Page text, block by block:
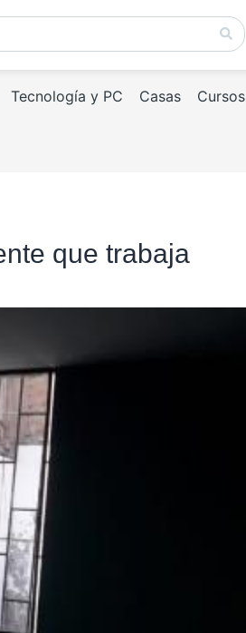
Tecnología y PC Casas Cursos
que trabaja